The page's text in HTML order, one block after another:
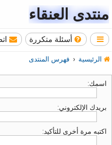
منتدى العنقاء
أسئلة متكررة
الرئيسية فهرس المنتدى
اسمك:
بريدك الإلكتروني:
اكتبه مرة أخرى للتأكيد: